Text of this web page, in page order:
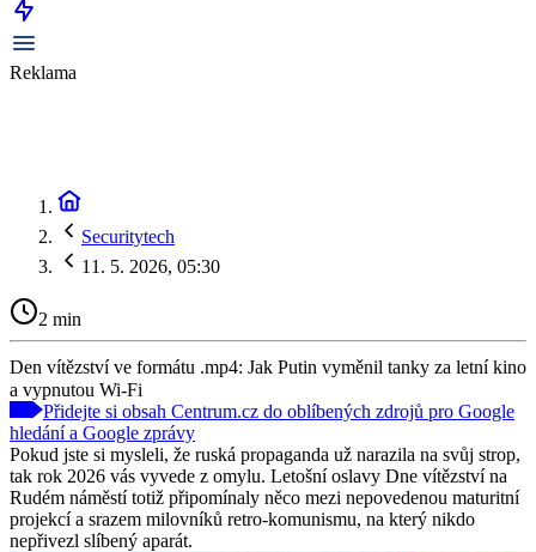
Reklama
Securitytech
11. 5. 2026, 05:30
2 min
Den vítězství ve formátu .mp4: Jak Putin vyměnil tanky za letní kino
a vypnutou Wi-Fi
Přidejte si obsah Centrum.cz do oblíbených zdrojů pro Google
hledání a Google zprávy
Pokud jste si mysleli, že ruská propaganda už narazila na svůj strop,
tak rok 2026 vás vyvede z omylu. Letošní oslavy Dne vítězství na
Rudém náměstí totiž připomínaly něco mezi nepovedenou maturitní
projekcí a srazem milovníků retro-komunismu, na který nikdo
nepřivezl slíbený aparát.